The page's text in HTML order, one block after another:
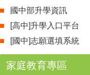
國中部升學資訊
[高中]升學入口平台
[國中]志願選填系統
家庭教育專區